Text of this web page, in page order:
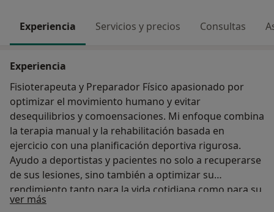
Experiencia Servicios y precios Consultas
Experiencia
Fisioterapeuta y Preparador Físico apasionado por
optimizar el movimiento humano y evitar
desequilibrios y comoensaciones. Mi enfoque combina
la terapia manual y la rehabilitación basada en
ejercicio con una planificación deportiva rigurosa.
Ayudo a deportistas y pacientes no solo a recuperarse
de sus lesiones, sino también a optimizar su
rendimiento tanto para la vida cotidiana como para su
especialidad deportiva.
ver más